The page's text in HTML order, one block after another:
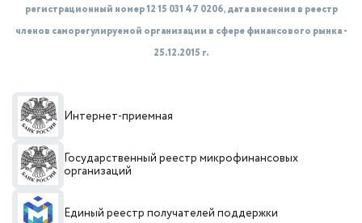
регистрационный номер 12 15 031 47 0206, дата внесения в реестр
членов саморегулируемой организации в сфере финансового рынка -
25.12.2015 г.
Интернет-приемная
Государственный реестр микрофинансовых
организаций
Единый реестр получателей поддержки